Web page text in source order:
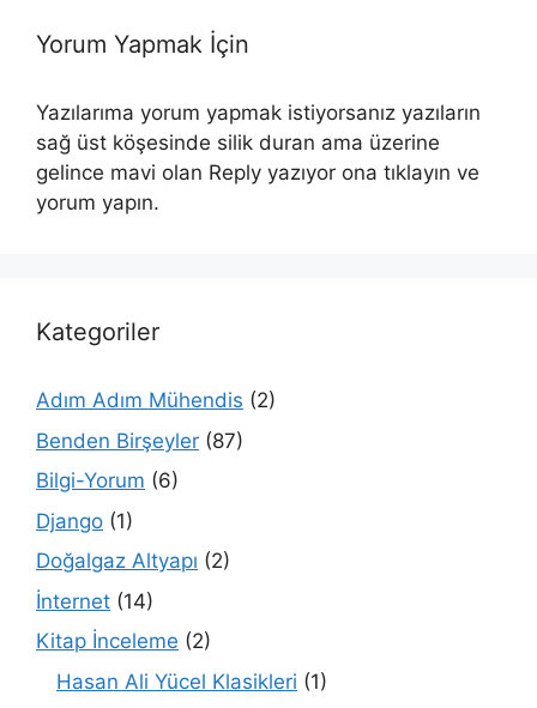
Yorum Yapmak İçin
Yazılarıma yorum yapmak istiyorsanız yazıların
sağ üst köşesinde silik duran ama üzerine
gelince mavi olan Reply yazıyor ona tıklayın ve
yorum yapın.
Kategoriler
Adım Adım Mühendis (2)
Benden Birşeyler (87)
Bilgi-Yorum (6)
Django (1)
Doğalgaz Altyapı (2)
İnternet (14)
Kitap İnceleme (2)
Hasan Ali Yücel Klasikleri (1)